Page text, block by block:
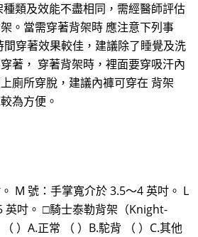
類及效能不盡相同，需經醫師評估
。當需穿著背架時 應注意下列事
穿著效果較佳，建議除了睡覺及洗
著， 穿著背架時，裡面要穿吸汗內
廁所穿脫，建議內褲可穿在 背架
為方便。
M 號：手掌寬介於 3.5～4 英吋。 L
英吋。 □騎士泰勒背架（Knight-
）A.正常 （ ）B.駝背 （ ）C.其他